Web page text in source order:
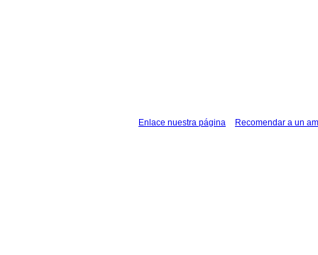
Enlace nuestra página Recomendar a un